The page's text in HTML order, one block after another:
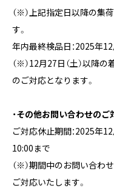
（※）上記指定日以降の集
す。
年内最終検品日：2025年
（※）12月27日（土）以降
のご対応となります。
・その他お問い合わせの
ご対応休止期間：2025年12
10:00まで
（※）期間中のお問い合わ
ご対応いたします。